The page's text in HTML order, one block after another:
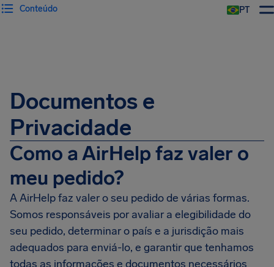
PT
Conteúdo
Documentos e
Privacidade
Como a AirHelp faz valer o
meu pedido?
A AirHelp faz valer o seu pedido de várias formas.
Somos responsáveis por avaliar a elegibilidade do
seu pedido, determinar o país e a jurisdição mais
adequados para enviá-lo, e garantir que tenhamos
todas as informações e documentos necessários